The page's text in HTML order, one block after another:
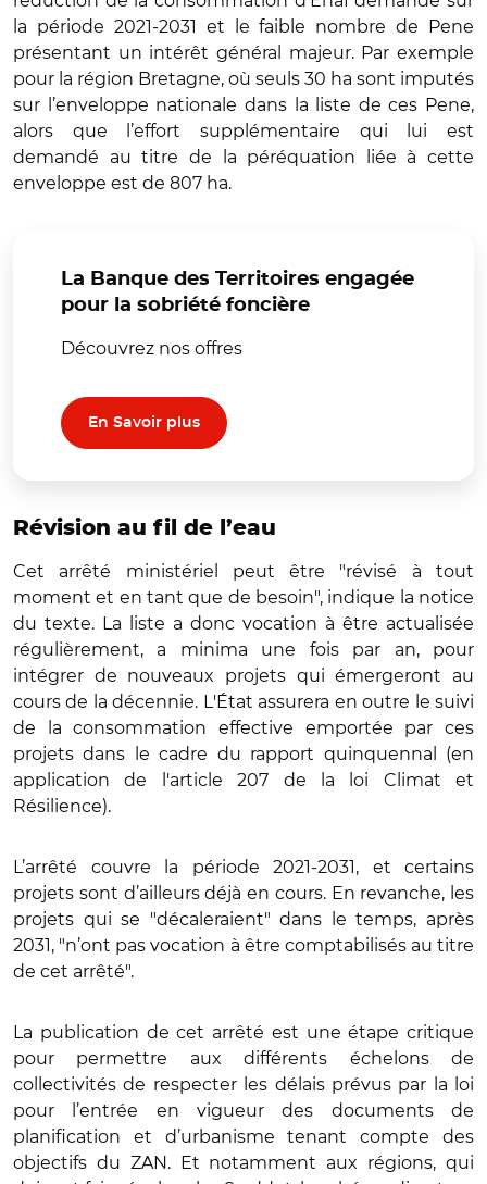
la période 2021-2031 et le faible nombre de Pene
présentant un intérêt général majeur. Par exemple
pour la région Bretagne, où seuls 30 ha sont imputés
sur l’enveloppe nationale dans la liste de ces Pene,
alors que l’effort supplémentaire qui lui est
demandé au titre de la péréquation liée à cette
enveloppe est de 807 ha.
La Banque des Territoires engagée
pour la sobriété foncière
Découvrez nos offres
En Savoir plus
Révision au fil de l’eau
Cet arrêté ministériel peut être "révisé à tout
moment et en tant que de besoin", indique la notice
du texte. La liste a donc vocation à être actualisée
régulièrement, a minima une fois par an, pour
intégrer de nouveaux projets qui émergeront au
cours de la décennie. L'État assurera en outre le suivi
de la consommation effective emportée par ces
projets dans le cadre du rapport quinquennal (en
application de l'article 207 de la loi Climat et
Résilience).
L’arrêté couvre la période 2021-2031, et certains
projets sont d’ailleurs déjà en cours. En revanche, les
projets qui se "décaleraient" dans le temps, après
2031, "n’ont pas vocation à être comptabilisés au titre
de cet arrêté".
La publication de cet arrêté est une étape critique
pour permettre aux différents échelons de
collectivités de respecter les délais prévus par la loi
pour l’entrée en vigueur des documents de
planification et d’urbanisme tenant compte des
objectifs du ZAN. Et notamment aux régions, qui